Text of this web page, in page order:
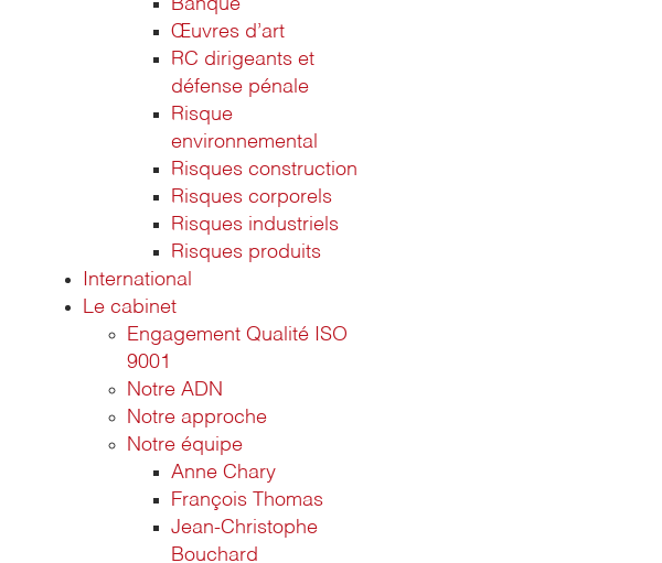
Banque
Œuvres d’art
RC dirigeants et
défense pénale
Risque
environnemental
Risques construction
Risques corporels
Risques industriels
Risques produits
International
Le cabinet
Engagement Qualité ISO
9001
Notre ADN
Notre approche
Notre équipe
Anne Chary
François Thomas
Jean-Christophe
Bouchard